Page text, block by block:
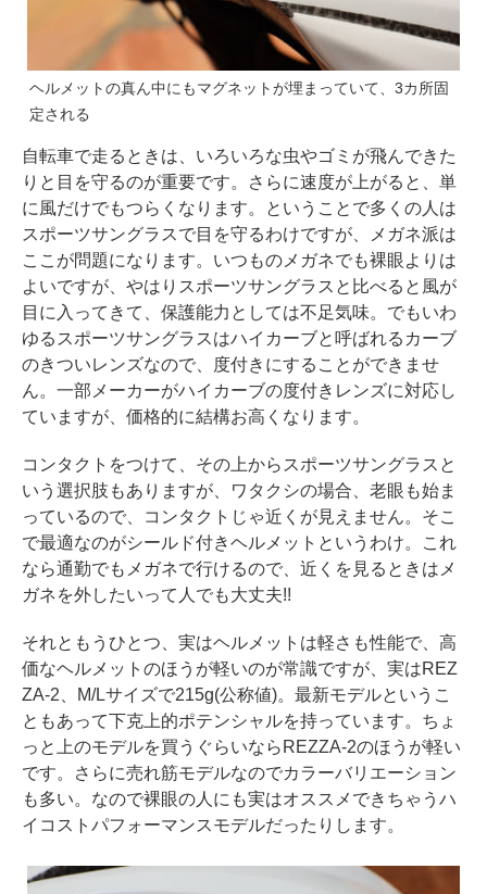
ヘルメットの真ん中にもマグネットが埋まっていて、3カ所固
定される
自転車で走るときは、いろいろな虫やゴミが飛んできた
りと目を守るのが重要です。さらに速度が上がると、単
に風だけでもつらくなります。ということで多くの人は
スポーツサングラスで目を守るわけですが、メガネ派は
ここが問題になります。いつものメガネでも裸眼よりは
よいですが、やはりスポーツサングラスと比べると風が
目に入ってきて、保護能力としては不足気味。でもいわ
ゆるスポーツサングラスはハイカーブと呼ばれるカーブ
のきついレンズなので、度付きにすることができませ
ん。一部メーカーがハイカーブの度付きレンズに対応し
ていますが、価格的に結構お高くなります。
コンタクトをつけて、その上からスポーツサングラスと
いう選択肢もありますが、ワタクシの場合、老眼も始ま
っているので、コンタクトじゃ近くが見えません。そこ
で最適なのがシールド付きヘルメットというわけ。これ
なら通勤でもメガネで行けるので、近くを見るときはメ
ガネを外したいって人でも大丈夫!!
それともうひとつ、実はヘルメットは軽さも性能で、高
価なヘルメットのほうが軽いのが常識ですが、実はREZ
ZA-2、M/Lサイズで215g(公称値)。最新モデルというこ
ともあって下克上的ポテンシャルを持っています。ちょ
っと上のモデルを買うぐらいならREZZA-2のほうが軽い
です。さらに売れ筋モデルなのでカラーバリエーション
も多い。なので裸眼の人にも実はオススメできちゃうハ
イコストパフォーマンスモデルだったりします。